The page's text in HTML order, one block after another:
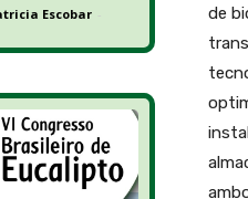
Escobar -
de